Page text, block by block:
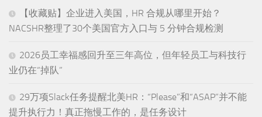
【收藏贴】企业进入美国，HR 合规从哪里开始？
NACSHR整理了30个美国官方入口与 5 分钟合规检测
2026员工幸福感回升至三年高位，但年轻员工与科技行
业仍在“掉队”
29万项Slack任务提醒北美HR：“Please”和“ASAP”并不能
提升执行力！真正拖慢工作的，是任务设计